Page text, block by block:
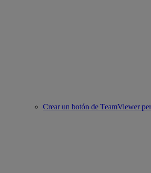
Crear un botón de TeamViewer